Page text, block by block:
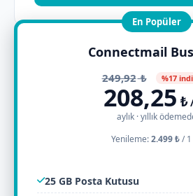
En Popüler
Connectmail
249,92₺ %17
208,25 ₺
aylık · yıllık
Yenileme:2.499 ₺/1
25 GB Posta Kutusu